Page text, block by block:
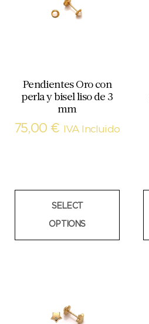
Pendientes Oro con
perla y bisel liso de 3
mm
75,00 € IVA Incluido
SELECT
OPTIONS